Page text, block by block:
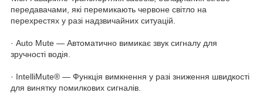
передавачами, які перемикають червоне світло на
перехрестях у разі надзвичайних ситуацій.
· Auto Mute — Автоматично вимикає звук сигналу для
зручності водія.
· IntelliMute® — Функція вимкнення у разі зниження швидкості
для винятку помилкових сигналів.